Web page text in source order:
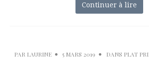
veux… enfin,
Continuer à lire
PAR LAURINE 5 MARS 2019 DANS PLAT